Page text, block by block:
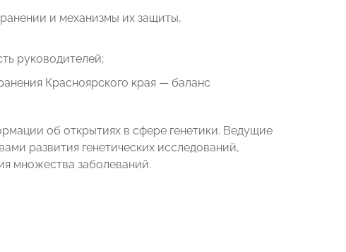
и механизмы их защиты,
руководителей;
Красноярского края — баланс
об открытиях в сфере генетики. Ведущие
развития генетических исследований,
множества заболеваний.